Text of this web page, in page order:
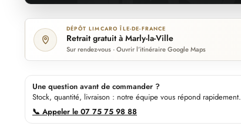
DÉPÔT LIMCARO ÎLE-DE-FRANCE
Retrait gratuit à Marly-la-Ville
Sur rendez-vous · Ouvrir l’itinéraire Google Maps
Une question avant de commander ?
Stock, quantité, livraison : notre équipe vous répond rapidement.
📞 Appeler le 07 75 75 98 88